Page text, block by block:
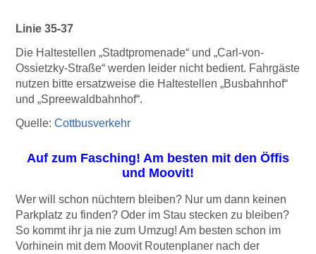
Linie 35-37
Die Haltestellen „Stadtpromenade“ und „Carl-von-
Ossietzky-Straße“ werden leider nicht bedient. Fahrgäste
nutzen bitte ersatzweise die Haltestellen „Busbahnhof“
und „Spreewaldbahnhof“.
Quelle: Cottbusverkehr
Auf zum Fasching! Am besten mit den Öffis
und Moovit!
Wer will schon nüchtern bleiben? Nur um dann keinen
Parkplatz zu finden? Oder im Stau stecken zu bleiben?
So kommt ihr ja nie zum Umzug! Am besten schon im
Vorhinein mit dem Moovit Routenplaner nach der